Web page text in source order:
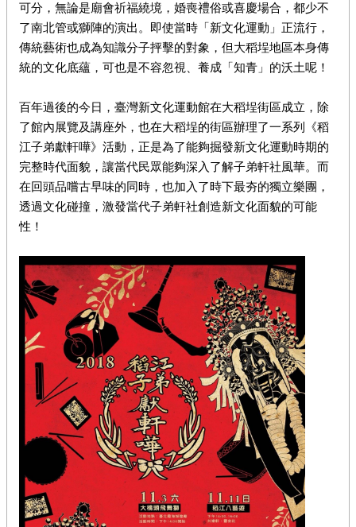
可分，無論是廟會祈福繞境，婚喪禮俗或喜慶場合，都少不
了南北管或獅陣的演出。即使當時「新文化運動」正流行，
傳統藝術也成為知識分子抨擊的對象，但大稻埕地區本身傳
統的文化底蘊，可也是不容忽視、養成「知青」的沃土呢！
百年過後的今日，臺灣新文化運動館在大稻埕街區成立，除
了館內展覽及講座外，也在大稻埕的街區辦理了一系列《稻
江子弟獻軒嘩》活動，正是為了能夠掘發新文化運動時期的
完整時代面貌，讓當代民眾能夠深入了解子弟軒社風華。而
在回頭品嚐古早味的同時，也加入了時下最夯的獨立樂團，
透過文化碰撞，激發當代子弟軒社創造新文化面貌的可能
性！